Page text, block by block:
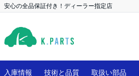
安心の全品保証付き！ディーラー指定店
入庫情報 技術と品質 取扱い部品